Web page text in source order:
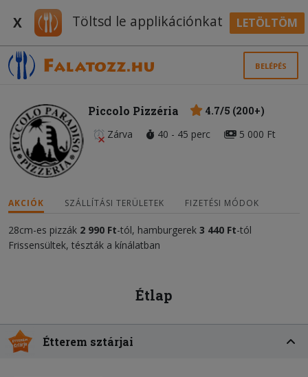
X Töltsd le applikációnkat LETÖLTÖM
BELÉPÉS
Piccolo Pizzéria
4.7/5 (200+)
Zárva
40 - 45 perc 5 000 Ft
AKCIÓK SZÁLLÍTÁSI TERÜLETEK FIZETÉSI MÓDOK
28cm-es pizzák 2 990 Ft-tól, hamburgerek 3 440 Ft-tól
Frissensültek, tészták a kínálatban
Étlap
Étterem sztárjai